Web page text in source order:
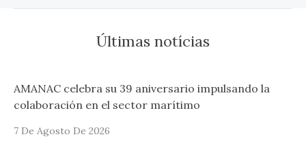
Últimas notícias
AMANAC celebra su 39 aniversario impulsando la
colaboración en el sector marítimo
7 De Agosto De 2026